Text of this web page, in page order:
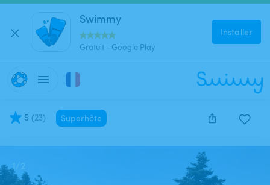
Swimmy
Gratuit - Google Play
Installer
5 (23) Superhôte
Cette annonce est close et ne peut être réservée.
1/2